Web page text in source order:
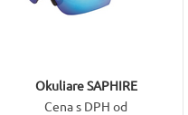
Okuliare SAPHIRE
Cena s DPH od